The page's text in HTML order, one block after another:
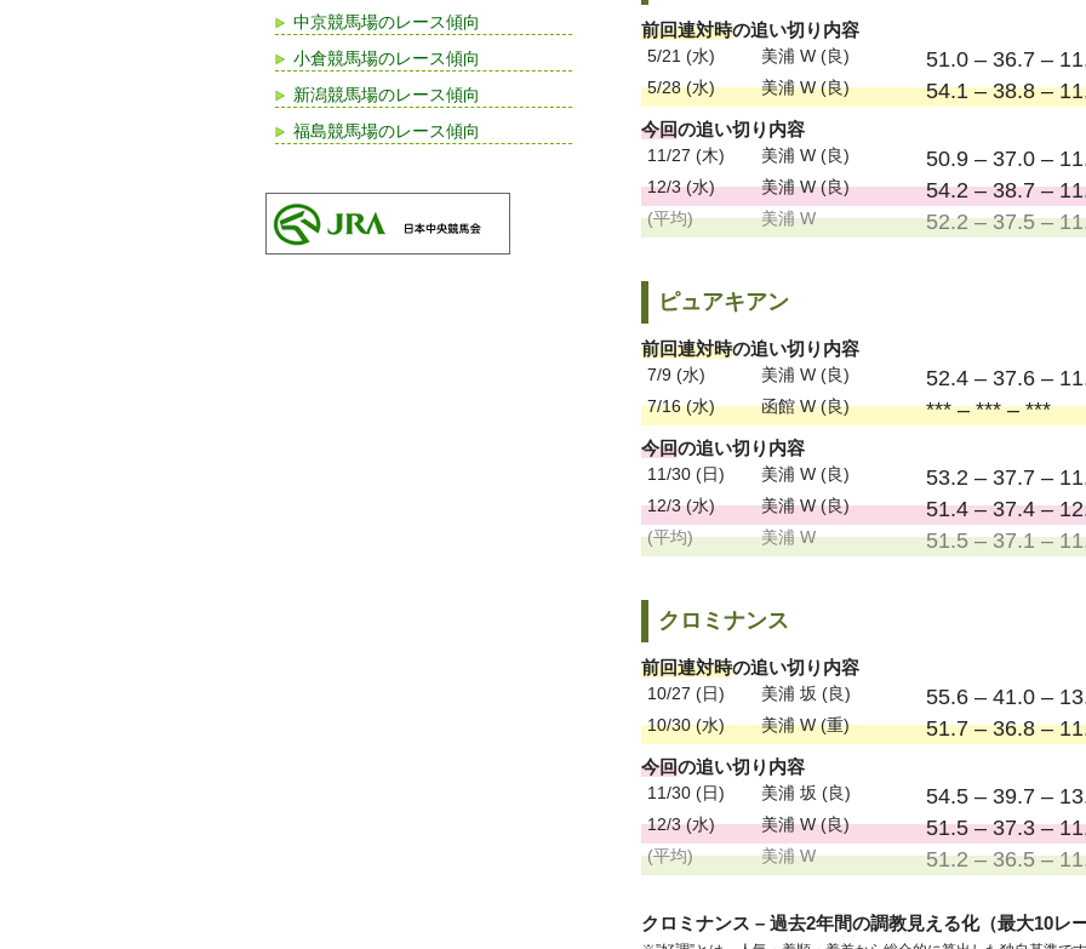
前回連対時の追い切り内容
5/21 (水) 美浦 W (良) 51.0 – 36.7 –
5/28 (水) 美浦 W (良) 54.1 – 38.8 –
今回の追い切り内容
11/27 (木) 美浦 W (良) 50.9 – 37.0 –
12/3 (水) 美浦 W (良) 54.2 – 38.7 –
(平均) 美浦 W 52.2 – 37.5 –
ピュアキアン
前回連対時の追い切り内容
7/9 (水) 美浦 W (良) 52.4 – 37.6 –
7/16 (水) 函館 W (良) *** – *** – ***
今回の追い切り内容
11/30 (日) 美浦 W (良) 53.2 – 37.7 –
12/3 (水) 美浦 W (良) 51.4 – 37.4 –
(平均) 美浦 W 51.5 – 37.1 –
クロミナンス
前回連対時の追い切り内容
10/27 (日) 美浦 坂 (良) 55.6 – 41.0 –
10/30 (水) 美浦 W (重) 51.7 – 36.8 –
今回の追い切り内容
11/30 (日) 美浦 坂 (良) 54.5 – 39.7 –
12/3 (水) 美浦 W (良) 51.5 – 37.3 –
(平均) 美浦 W 51.2 – 36.5 –
クロミナンス – 過去2年間の調教見える化（最大10レー
中京競馬場のレース傾向
小倉競馬場のレース傾向
新潟競馬場のレース傾向
福島競馬場のレース傾向